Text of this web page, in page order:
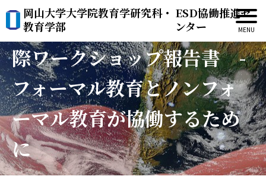
岡山大学大学院教育学研究科・
教育学部
ESD協働推進セ
ンター
（報告書）おかやまESD国
際ワークショップ報告書 -
フォーマル教育とノンフォ
ーマル教育が協働するため
に